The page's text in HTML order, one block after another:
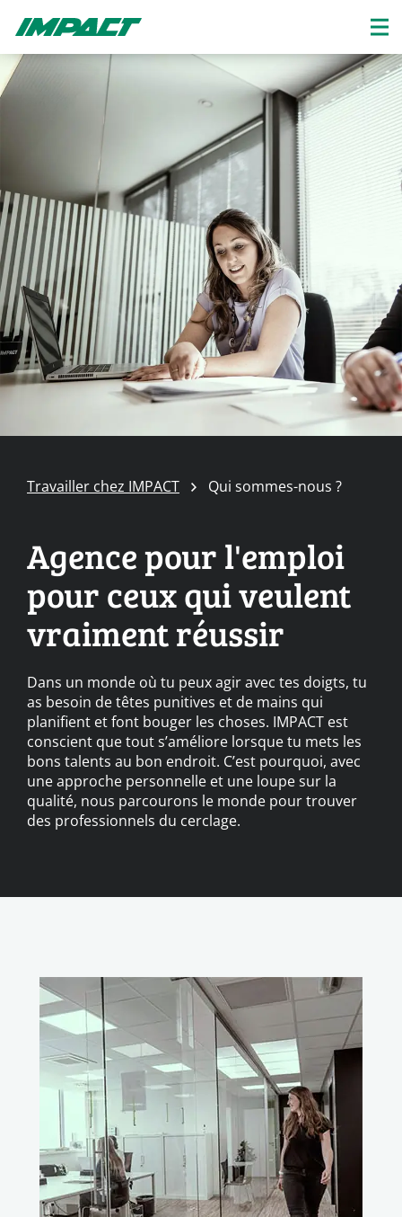
Travailler chez IMPACT Qui sommes-nous ?
Agence pour l'emploi
pour ceux qui veulent
vraiment réussir
Dans un monde où tu peux agir avec tes doigts, tu
as besoin de têtes punitives et de mains qui
planifient et font bouger les choses. IMPACT est
conscient que tout s’améliore lorsque tu mets les
bons talents au bon endroit. C’est pourquoi, avec
une approche personnelle et une loupe sur la
qualité, nous parcourons le monde pour trouver
des professionnels du cerclage.